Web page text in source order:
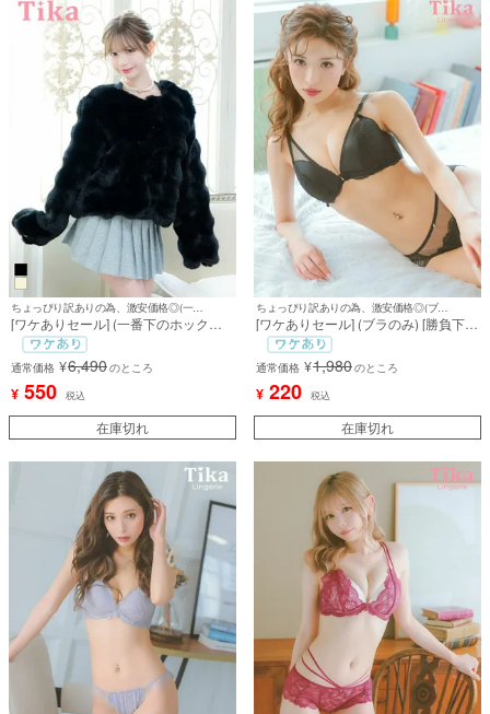
ちょっぴり訳ありの為、激安価格◎(一番下のホック片方なし)
[ワケありセール] (一番下のホック片
方なし) ボレロ ジャケット ノーカラ
ー フェイクファー ショート丈 長袖 体
型カバー 羽織り (若林萌々着用)
通常価格 ¥6,490のところ
¥ 550 税込
在庫切れ
ちょっぴり訳ありの為、激安価格◎(ブラのみ)
[ワケありセール] (ブラのみ) [勝負下
着] シアー レース 脇高 ワイヤー ブラ
ック ブラジャー
通常価格 ¥1,980のところ
¥ 220 税込
在庫切れ